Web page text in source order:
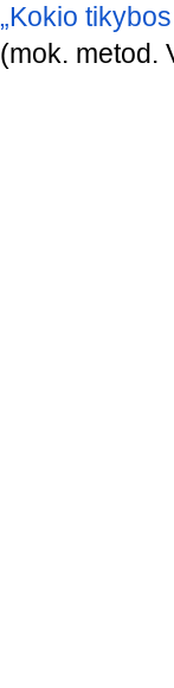
„Kokio
(mok. metod.